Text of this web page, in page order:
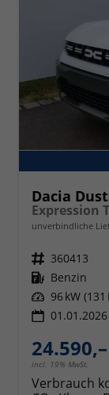
Dacia
unverbindliche
Fahrzeugnr. 360413
Kraftstoff Benzin
Leistung 96 kW (131
01.01.2026
incl. 19% MwSt.
Verbrauch